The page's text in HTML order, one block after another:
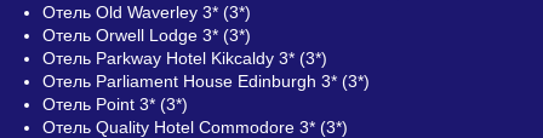
Отель Old Waverley 3* (3*)
Отель Orwell Lodge 3* (3*)
Отель Parkway Hotel Kikcaldy 3* (3*)
Отель Parliament House Edinburgh 3* (3*)
Отель Point 3* (3*)
Отель Quality Hotel Commodore 3* (3*)